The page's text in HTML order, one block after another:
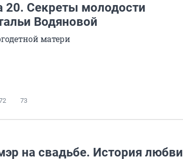
20. Секреты молодости
Водяновой
матери
73
на свадьбе. История любви